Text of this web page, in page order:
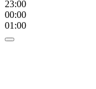
23:00
00:00
01:00